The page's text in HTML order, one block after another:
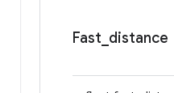
Fast distance